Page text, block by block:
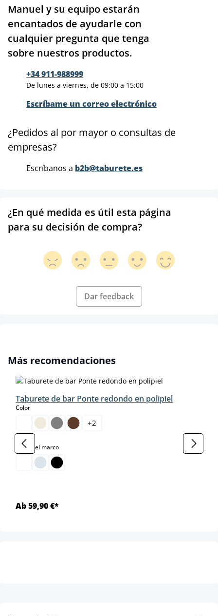
Manuel y su equipo estarán
encantados de ayudarle con
cualquier pregunta que tenga
sobre nuestros productos.
+34 911-988999
De lunes a viernes, de 09:00 a 15:00
Escríbame un correo electrónico
¿Pedidos al por mayor o consultas de
empresas?
Escríbanos a b2b@taburete.es
¿En qué medida es útil esta página
para su decisión de compra?
Dar feedback
Omitir la galería de productos
Más recomendaciones
Taburete de bar Ponte redondo en polipiel
Colorselect
+2
Color del marcoselect
Ab 59,90 €*